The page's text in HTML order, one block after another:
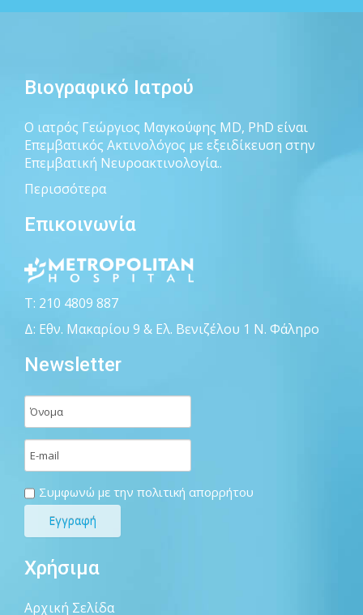
Βιογραφικό Ιατρού
Ο ιατρός Γεώργιος Μαγκούφης MD, PhD είναι
Επεμβατικός Ακτινολόγος με εξειδίκευση στην
Επεμβατική Νευροακτινολογία..
Περισσότερα
Επικοινωνία
Τ: 210 4809 887
Δ: Εθν. Μακαρίου 9 & Ελ. Βενιζέλου 1 Ν. Φάληρο
Newsletter
Συμφωνώ με την πολιτική απορρήτου
Χρήσιμα
Αρχική Σελίδα